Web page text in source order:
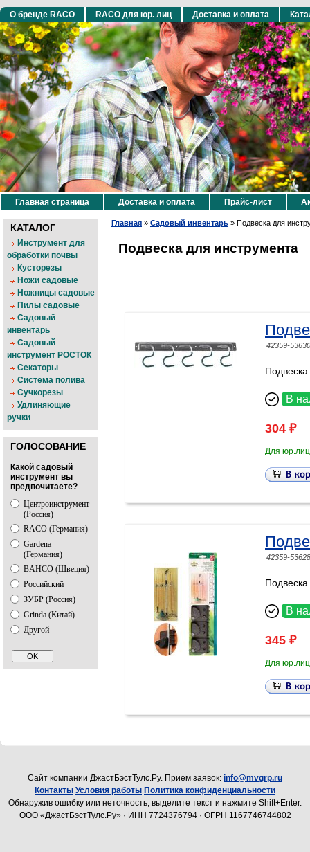
О бренде RACO RACO для юр. лиц Доставка и оплата
Главная страница Доставка и оплата Прайс-лист
КАТАЛОГ
Инструмент для
обработки почвы
Кусторезы
Ножи садовые
Ножницы садовые
Пилы садовые
Садовый
инвентарь
Садовый
инструмент РОСТОК
Секаторы
Система полива
Сучкорезы
Удлиняющие
ручки
ГОЛОСОВАНИЕ
Какой садовый
инструмент вы
предпочитаете?
Центроинструмент
(Россия)
RACO (Германия)
Gardena
(Германия)
BAHCO (Швеция)
Российский
ЗУБР (Россия)
Grinda (Китай)
Другой
Главная » Садовый инвентарь » Подвеска для
Подвеска для инструмента
42359-
В
304 ₽
Для
42359-
В
345 ₽
Для
Cайт компании ДжастБэстТулс.Ру. Прием заявок: info@mvgrp.ru
Контакты Условия работы Политика конфиденциальности
Обнаружив ошибку или неточность, выделите текст и нажмите Shift+Enter.
ООО «ДжастБэстТулс.Ру» · ИНН 7724376794 · ОГРН 1167746744802